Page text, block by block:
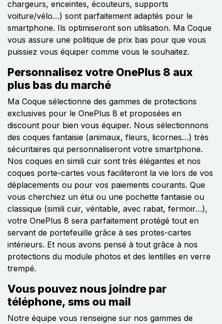
chargeurs, enceintes, écouteurs, supports
voiture/vélo…) sont parfaitement adaptés pour le
smartphone. Ils optimiseront son utilisation. Ma Coque
vous assure une politique de prix bas pour que vous
puissiez vous équiper comme vous le souhaitez.
Personnalisez votre OnePlus 8 aux
plus bas du marché
Ma Coque sélectionne des gammes de protections
exclusives pour le OnePlus 8 et proposées en
discount pour bien vous équiper. Nous sélectionnons
des coques fantaisie (animaux, fleurs, licornes…) très
sécuritaires qui personnaliseront votre smartphone.
Nos coques en simili cuir sont très élégantes et nos
coques porte-cartes vous faciliteront la vie lors de vos
déplacements ou pour vos paiements courants. Que
vous cherchiez un étui ou une pochette fantaisie ou
classique (simili cuir, véritable, avec rabat, fermoir…),
votre OnePlus 8 sera parfaitement protégé tout en
servant de portefeuille grâce à ses protes-cartes
intérieurs. Et nous avons pensé à tout grâce à nos
protections du module photos et des lentilles en verre
trempé.
Vous pouvez nous joindre par
téléphone, sms ou mail
Notre équipe vous renseigne sur nos gammes de